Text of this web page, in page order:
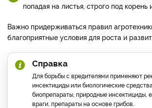
попадая на листья, строго под корень
Важно придерживаться правил
благоприятные условия для роста и
Справка
Для борьбы с вредителями применяют
инсектициды или биологические
биопрепараты, природные инсектициды,
враги, препараты на основе грибов.